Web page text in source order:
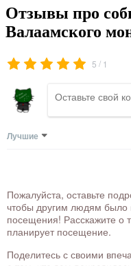
Отзывы про
Валаамского
5 / 1
Лучшие
Пожалуйста, оставьте
чтобы другим людям
посещения! Расскажите о
планирует посещение.
Поделитесь с своими